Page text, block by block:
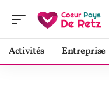
Activités Entreprise